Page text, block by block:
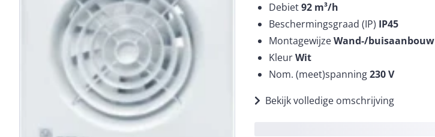
Debiet92 m³/h
Beschermingsgraad (IP) IP45
MontagewijzeWand-/buisaanbouw
KleurWit
Nom. (meet)spanning230V
Bekijk volledige omschrijving